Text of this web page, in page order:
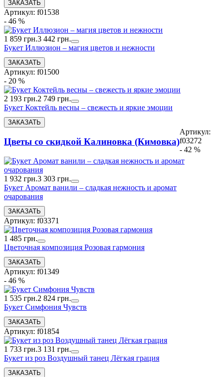
Артикул: f01538
- 46 %
1 859 грн.3 442 грн.
Букет Иллюзион – магия цветов и нежности
Артикул: f01500
- 20 %
2 193 грн.2 749 грн.
Букет Коктейль весны – свежесть и яркие эмоции
Цветы со скидкой Калиновка (Кимовка)
Артикул:
f03272
- 42 %
1 932 грн.3 303 грн.
Букет Аромат ванили – сладкая нежность и аромат
очарования
Артикул: f03371
1 485 грн.
Цветочная композиция Розовая гармония
Артикул: f01349
- 46 %
1 535 грн.2 824 грн.
Букет Симфония Чувств
Артикул: f01854
1 733 грн.3 131 грн.
Букет из роз Воздушный танец Лёгкая грация